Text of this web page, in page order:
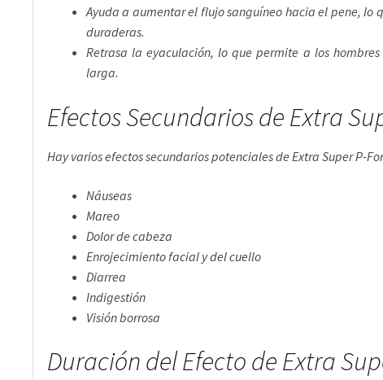
Ayuda a aumentar el flujo sanguíneo hacia el pene, lo
duraderas.
Retrasa la eyaculación, lo que permite a los
larga.
Efectos Secundarios de Extra
Hay varios efectos secundarios potenciales de Extra Super P-
Náuseas
Mareo
Dolor de cabeza
Enrojecimiento facial y del cuello
Diarrea
Indigestión
Visión borrosa
Duración del Efecto de Extra